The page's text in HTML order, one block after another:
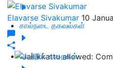
கால்நடை தகவல்கள்
வெற்றிக் கதைகள்
Elavarse Sivakumar 10